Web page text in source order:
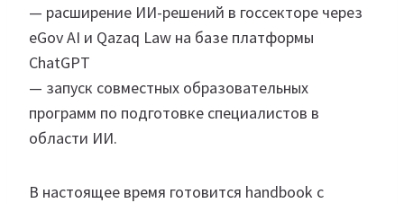
— расширение ИИ-решений в госсекторе через
eGov AI и Qazaq Law на базе платформы
ChatGPT
— запуск совместных образовательных
программ по подготовке специалистов в
области ИИ.
В настоящее время готовится handbook с